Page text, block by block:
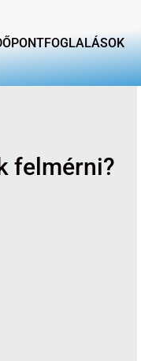
felmérni?